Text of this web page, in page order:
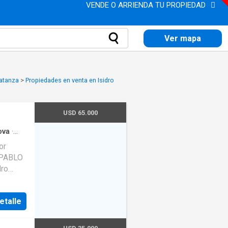
VENDE O ARRIENDA TU PROPIEDAD
Ver mapa
> Propiedades en venta en Isidro
·
USD 65.000